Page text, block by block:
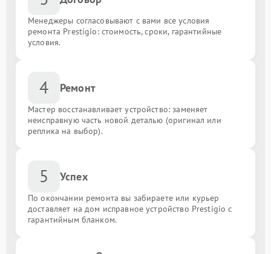
Менеджеры согласовывают с вами все условия
ремонта Prestigio: стоимость, сроки, гарантийные
условия.
4 Ремонт
Мастер восстанавливает устройство: заменяет
неисправную часть новой деталью (оригинал или
реплика на выбор).
5 Успех
По окончании ремонта вы забираете или курьер
доставляет на дом исправное устройство Prestigio с
гарантийным бланком.